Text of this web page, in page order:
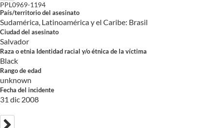
PPL0969-1194
País/territorio del asesinato
Sudamérica, Latinoamérica y el Caribe: Brasil
Ciudad del asesinato
Salvador
Raza o etnia Identidad racial y/o étnica de la víctima
Black
Rango de edad
unknown
Fecha del incidente
31 dic 2008